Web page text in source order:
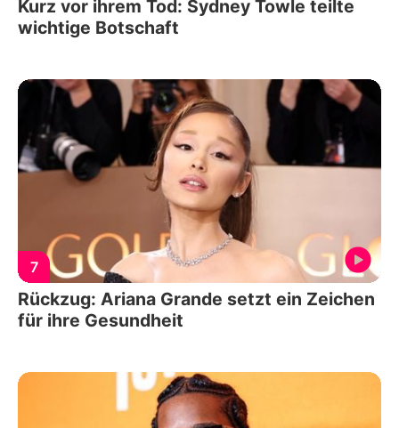
Kurz vor ihrem Tod: Sydney Towle teilte
wichtige Botschaft
7
Rückzug: Ariana Grande setzt ein Zeichen
für ihre Gesundheit